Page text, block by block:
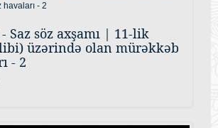
Saz söz axşamı | 11-lik
üzərində olan mürəkkəb
- 2